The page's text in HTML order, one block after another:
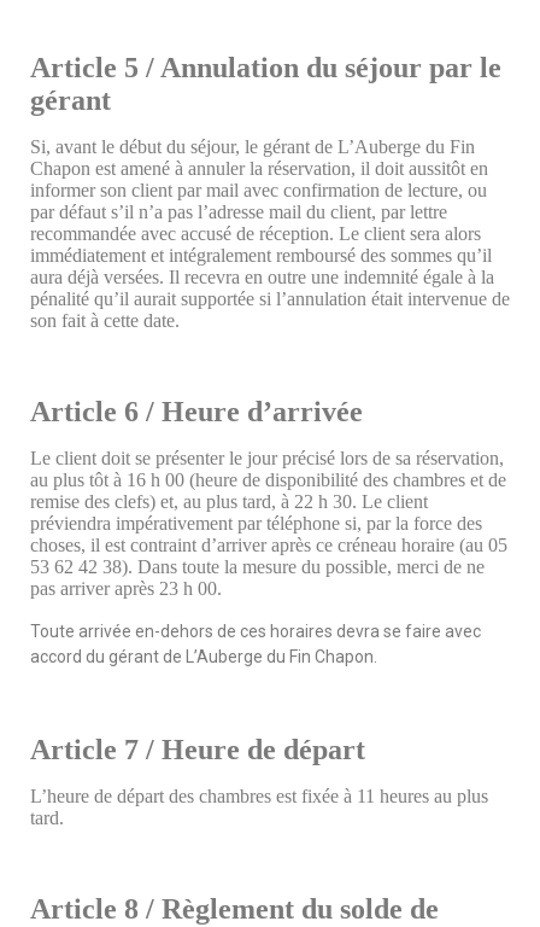
Article 5 / Annulation du séjour par le
gérant
Si, avant le début du séjour, le gérant de L’Auberge du Fin
Chapon est amené à annuler la réservation, il doit aussitôt en
informer son client par mail avec confirmation de lecture, ou
par défaut s’il n’a pas l’adresse mail du client, par lettre
recommandée avec accusé de réception. Le client sera alors
immédiatement et intégralement remboursé des sommes qu’il
aura déjà versées. Il recevra en outre une indemnité égale à la
pénalité qu’il aurait supportée si l’annulation était intervenue de
son fait à cette date.
Article 6 / Heure d’arrivée
Le client doit se présenter le jour précisé lors de sa réservation,
au plus tôt à 16 h 00 (heure de disponibilité des chambres et de
remise des clefs) et, au plus tard, à 22 h 30. Le client
préviendra impérativement par téléphone si, par la force des
choses, il est contraint d’arriver après ce créneau horaire (au 05
53 62 42 38). Dans toute la mesure du possible, merci de ne
pas arriver après 23 h 00.
Toute arrivée en-dehors de ces horaires devra se faire avec
accord du gérant de L’Auberge du Fin Chapon.
Article 7 / Heure de départ
L’heure de départ des chambres est fixée à 11 heures au plus
tard.
Article 8 / Règlement du solde de